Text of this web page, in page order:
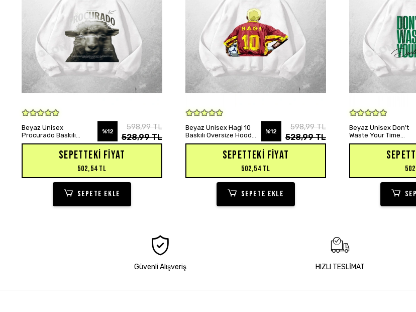
SEPETE EKLE
Beyaz Unisex
Procurado Baskılı
Oversize Hoodie
%12
598,99 TL
528,99 TL
SEPETTEKI FIYAT
502,54 TL
SEPETE EKLE
SEPETE EKLE
Beyaz Unisex Hagi 10
Baskılı Oversize Hoodie
Sweatshirt
%12
598,99 TL
528,99 TL
SEPETTEKI FIYAT
502,54 TL
SEPETE EKLE
Beyaz Unisex Don't
Waste Your Time
Baskılı Oversize
Güvenli Alışveriş HIZLI TESLİMAT